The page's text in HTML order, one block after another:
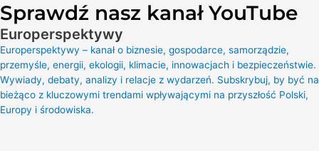
Sprawdź nasz kanał YouTube
Europerspektywy
Europerspektywy – kanał o biznesie, gospodarce, samorządzie,
przemyśle, energii, ekologii, klimacie, innowacjach i bezpieczeństwie.
Wywiady, debaty, analizy i relacje z wydarzeń. Subskrybuj, by być na
bieżąco z kluczowymi trendami wpływającymi na przyszłość Polski,
Europy i środowiska.